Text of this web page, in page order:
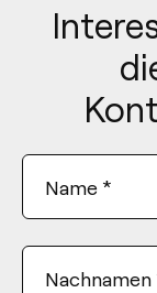
Name *
Nachnamen